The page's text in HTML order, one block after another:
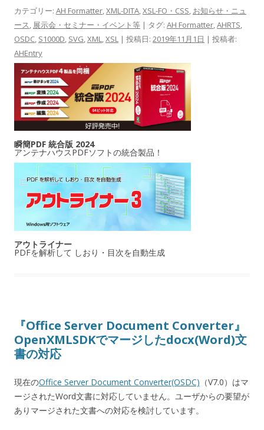
カテゴリー: AH Formatter,XML-DITA,XSL-FO・CSS, お知らせ・ニュ
ース, 展示会・セミナー・イベント等 | タグ: AH Formatter,AHRTS,
OSDC, S1000D, SVG,XML,XSL | 投稿日: 2019年11月1日 | 投稿者:
AHEntry
瞬簡PDF 統合版 2024
アンテナハウスPDFソフトの統合製品！
アウトライナー
PDFを解析して しおり・目次を自動生成
『Office Server Document Converter』
OpenXMLSDKでマージしたdocx(Word)文
書の対応
現在のOffice Server Document Converter(OSDC) （V7.0）はマ
ージされたWord文書に対応していません。ユーザからの要望が
ありマージされた文書への対応を検討しています。